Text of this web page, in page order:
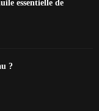
essentielle de
?